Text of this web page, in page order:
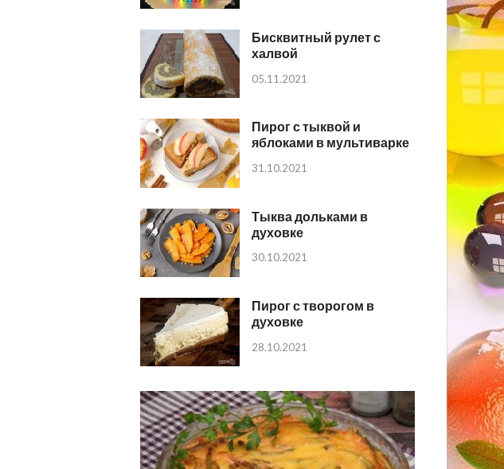
Бисквитный рулет с
халвой
05.11.2021
Пирог с тыквой и
яблоками в мультиварке
31.10.2021
Тыква дольками в
духовке
30.10.2021
Пирог с творогом в
духовке
28.10.2021